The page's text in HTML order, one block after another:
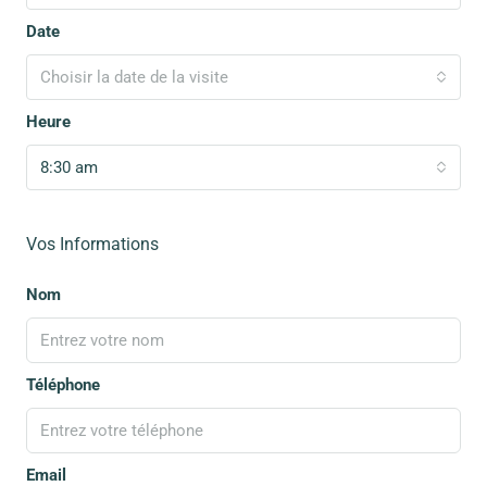
Date
Choisir la date de la visite
Heure
8:30 am
Vos Informations
Nom
Téléphone
Email